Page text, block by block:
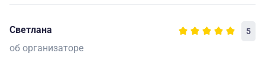
Светлана 5
об организаторе